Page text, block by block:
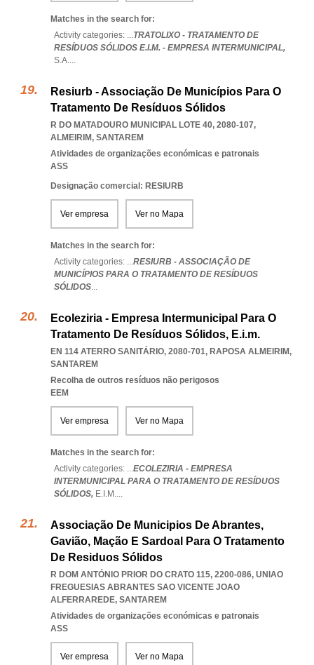
Matches in the search for:
Activity categories: ...TRATOLIXO - TRATAMENTO DE
RESÍDUOS SÓLIDOS E.I.M. - EMPRESA INTERMUNICIPAL,
S.A....
Resiurb - Associação De Municípios Para O
Tratamento De Resíduos Sólidos
R DO MATADOURO MUNICIPAL LOTE 40, 2080-107,
ALMEIRIM, SANTAREM
Atividades de organizações económicas e patronais
ASS
Designação comercial: RESIURB
Ver empresa Ver no Mapa
Matches in the search for:
Activity categories: ...RESIURB - ASSOCIAÇÃO DE
MUNICÍPIOS PARA O TRATAMENTO DE RESÍDUOS
SÓLIDOS...
Ecoleziria - Empresa Intermunicipal Para O
Tratamento De Resíduos Sólidos, E.i.m.
EN 114 ATERRO SANITÁRIO, 2080-701, RAPOSA ALMEIRIM,
SANTAREM
Recolha de outros resíduos não perigosos
EEM
Ver empresa Ver no Mapa
Matches in the search for:
Activity categories: ...ECOLEZIRIA - EMPRESA
INTERMUNICIPAL PARA O TRATAMENTO DE RESÍDUOS
SÓLIDOS, E.I.M....
Associação De Municipios De Abrantes,
Gavião, Mação E Sardoal Para O Tratamento
De Residuos Sólidos
R DOM ANTÓNIO PRIOR DO CRATO 115, 2200-086, UNIAO
FREGUESIAS ABRANTES SAO VICENTE JOAO
ALFERRAREDE, SANTAREM
Atividades de organizações económicas e patronais
ASS
Ver empresa Ver no Mapa